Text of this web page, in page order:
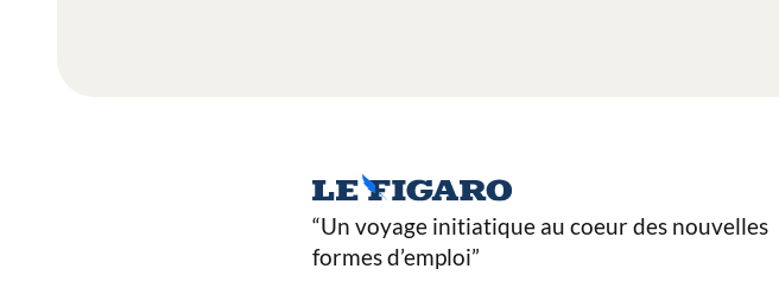
“Un voyage initiatique au coeur des nouvelles
formes d’emploi”